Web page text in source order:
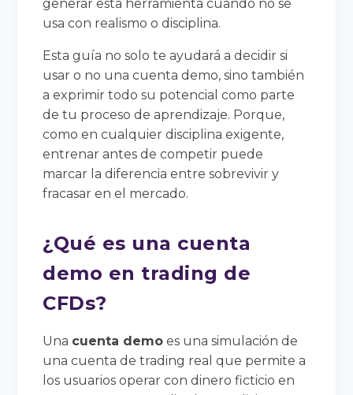
generar esta herramienta cuando no se
usa con realismo o disciplina.
Esta guía no solo te ayudará a decidir si
usar o no una cuenta demo, sino también
a exprimir todo su potencial como parte
de tu proceso de aprendizaje. Porque,
como en cualquier disciplina exigente,
entrenar antes de competir puede
marcar la diferencia entre sobrevivir y
fracasar en el mercado.
¿Qué es una cuenta
demo en trading de
CFDs?
Una cuenta demo es una simulación de
una cuenta de trading real que permite a
los usuarios operar con dinero ficticio en